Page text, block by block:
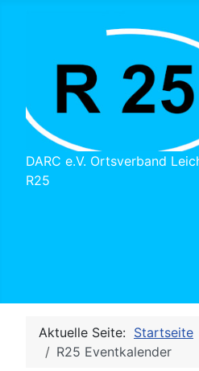
DARC e.V. Ortsverband
R25
Aktuelle Seite: Startseite
R25 Eventkalender